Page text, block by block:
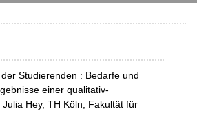
Studierenden : Bedarfe und
einer qualitativ-
Hey, TH Köln, Fakultät für